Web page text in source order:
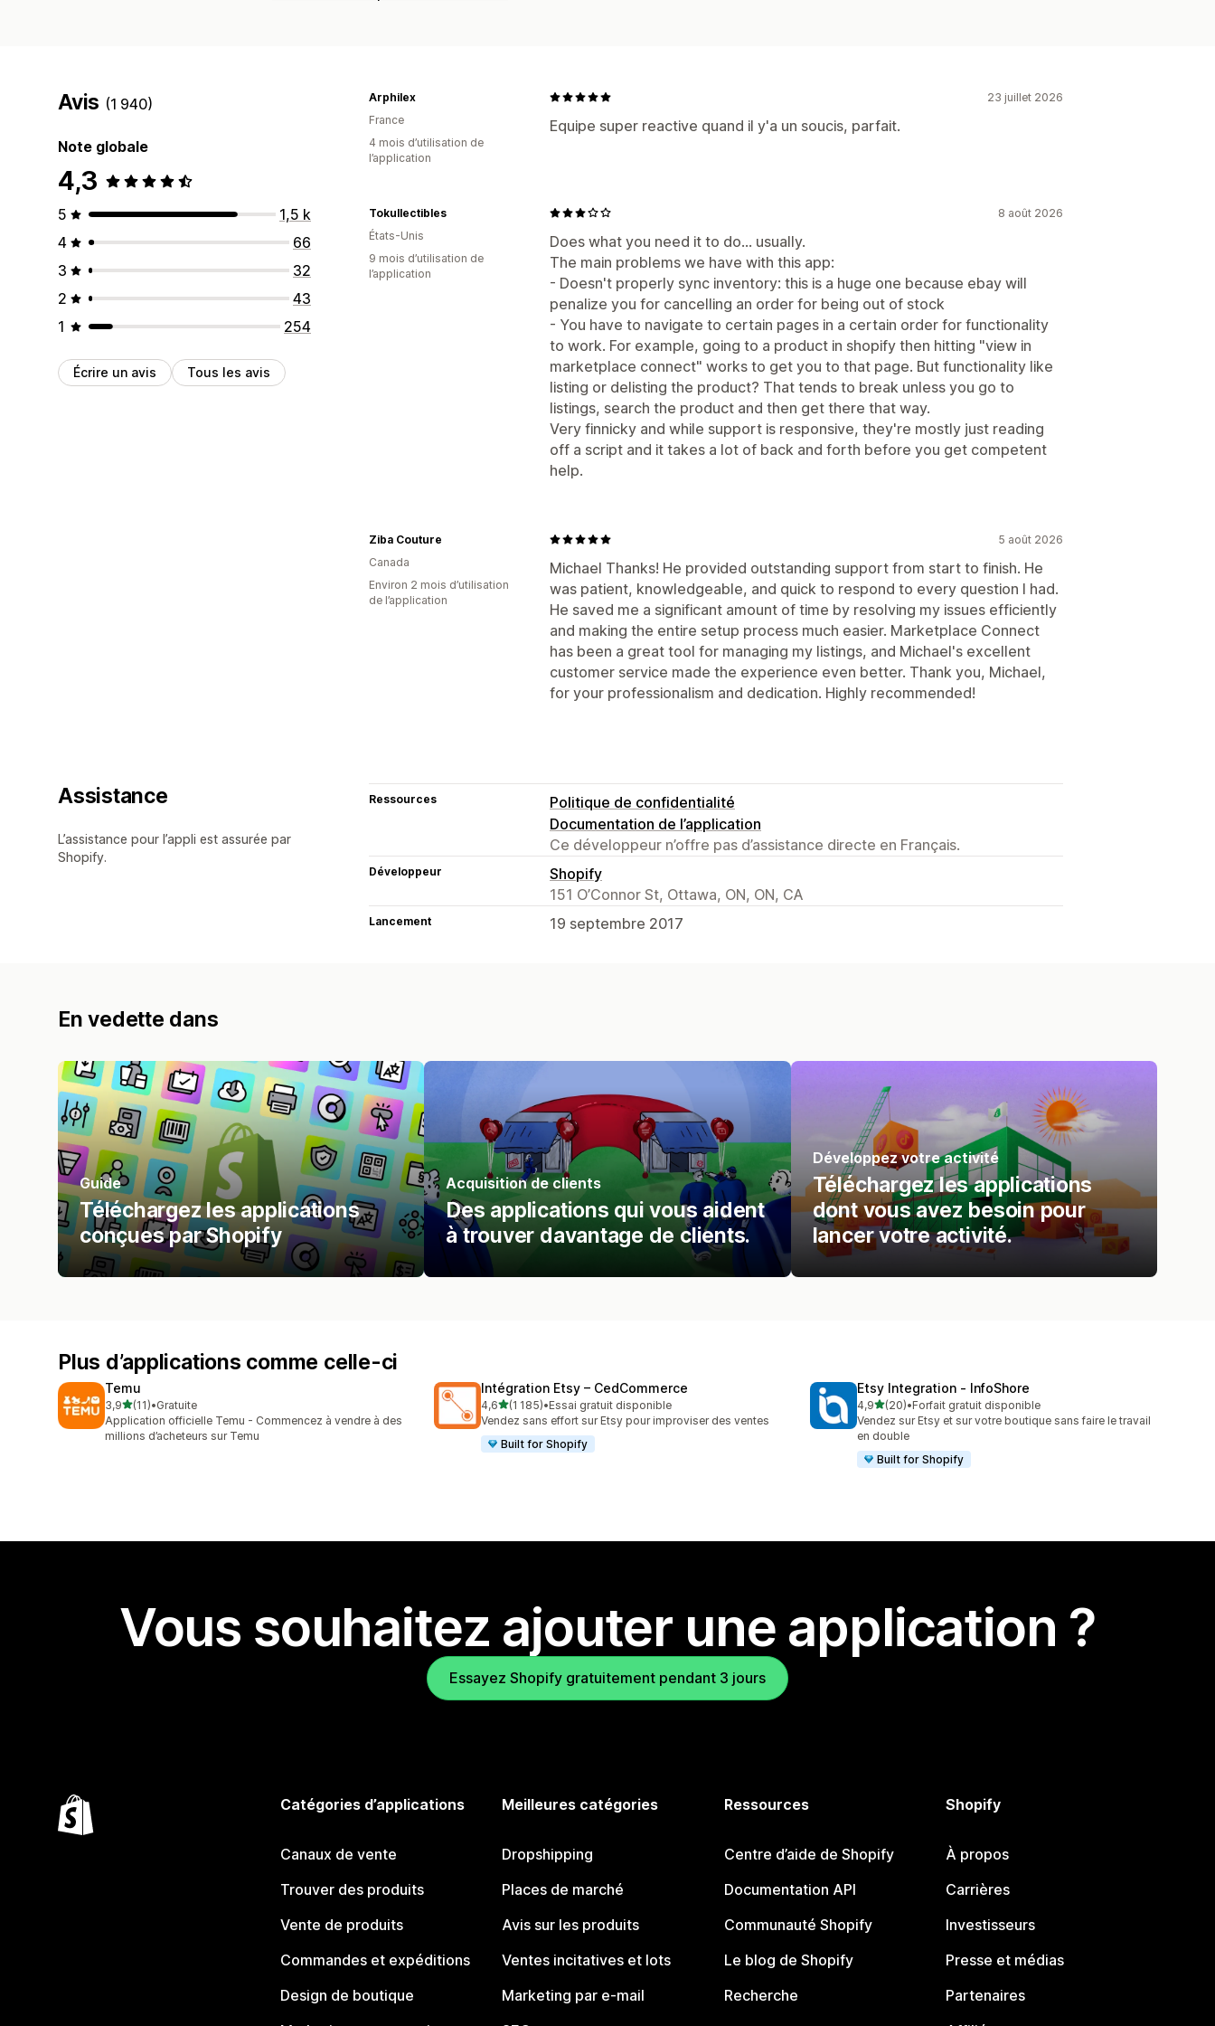
Avis (1 940)
Note globale
4,3
5
1,5 k
4
66
3
32
2
43
1
254
Écrire un avis Tous les avis
23 juillet 2026
Equipe super reactive quand il y'a un soucis, parfait.
Arphilex
France
4 mois d’utilisation de
l’application
8 août 2026
Does what you need it to do... usually.
The main problems we have with this app:
- Doesn't properly sync inventory: this is a huge one because ebay will
penalize you for cancelling an order for being out of stock
- You have to navigate to certain pages in a certain order for functionality
to work. For example, going to a product in shopify then hitting "view in
marketplace connect" works to get you to that page. But functionality like
listing or delisting the product? That tends to break unless you go to
listings, search the product and then get there that way.
Very finnicky and while support is responsive, they're mostly just reading
off a script and it takes a lot of back and forth before you get competent
help.
Tokullectibles
États-Unis
9 mois d’utilisation de
l’application
5 août 2026
Michael Thanks! He provided outstanding support from start to finish. He
was patient, knowledgeable, and quick to respond to every question I had.
He saved me a significant amount of time by resolving my issues efficiently
and making the entire setup process much easier. Marketplace Connect
has been a great tool for managing my listings, and Michael's excellent
customer service made the experience even better. Thank you, Michael,
for your professionalism and dedication. Highly recommended!
Ziba Couture
Canada
Environ 2 mois d’utilisation
de l’application
Assistance
L’assistance pour l’appli est assurée par
Shopify.
Ressources
Politique de confidentialité
Documentation de l’application
Ce développeur n’offre pas d’assistance directe en Français.
Développeur
Shopify
151 O’Connor St, Ottawa, ON, ON, CA
Lancement 19 septembre 2017
En vedette dans
Guide
Téléchargez les applications
conçues par Shopify
Acquisition de clients
Des applications qui vous aident
à trouver davantage de clients.
Développez votre activité
Téléchargez les applications
dont vous avez besoin pour
lancer votre activité.
Plus d’applications comme celle-ci
Temu
3,9étoile(s) sur 5
(11)
11 avis au total
•Gratuite
Application officielle Temu - Commencez à vendre à des
millions d’acheteurs sur Temu
Intégration Etsy – CedCommerce
4,6étoile(s) sur 5
(1 185)
1185 avis au total
•Essai gratuit disponible
Vendez sans effort sur Etsy pour improviser des ventes
Built for Shopify
Etsy Integration ‑ InfoShore
4,9étoile(s) sur 5
(20)
20 avis au total
•Forfait gratuit disponible
Vendez sur Etsy et sur votre boutique sans faire le travail
en double
Built for Shopify
Vous souhaitez ajouter une application ?
Essayez Shopify gratuitement pendant 3 jours
Catégories d’applications
Canaux de vente
Trouver des produits
Vente de produits
Commandes et expéditions
Design de boutique
Meilleures catégories
Dropshipping
Places de marché
Avis sur les produits
Ventes incitatives et lots
Marketing par e-mail
Ressources
Centre d’aide de Shopify
Documentation API
Communauté Shopify
Le blog de Shopify
Recherche
Shopify
À propos
Carrières
Investisseurs
Presse et médias
Partenaires